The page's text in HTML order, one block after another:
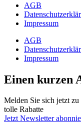
AGB
Impressum
AGB
Impressum
Einen kurzen
Melden Sie sich jetzt
tolle Rabatte
Jetzt Newsletter